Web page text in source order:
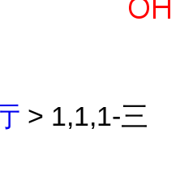
> 1,1,1-三